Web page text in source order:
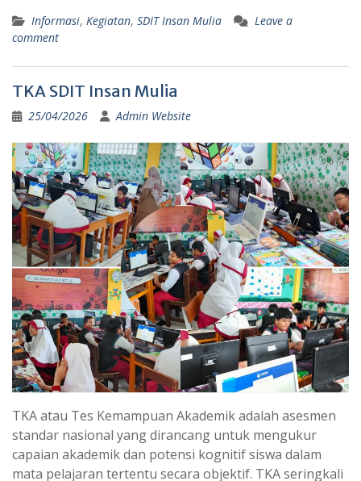
Informasi, Kegiatan, SDIT Insan Mulia
Leave a
comment
TKA SDIT Insan Mulia
25/04/2026 Admin Website
TKA atau Tes Kemampuan Akademik adalah asesmen
standar nasional yang dirancang untuk mengukur
capaian akademik dan potensi kognitif siswa dalam
mata pelajaran tertentu secara objektif. TKA seringkali